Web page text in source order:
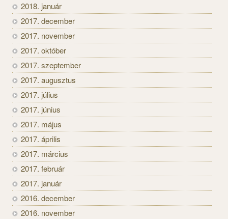
2018. január
2017. december
2017. november
2017. október
2017. szeptember
2017. augusztus
2017. július
2017. június
2017. május
2017. április
2017. március
2017. február
2017. január
2016. december
2016. november